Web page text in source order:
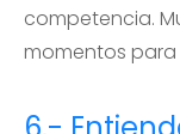
competencia.
momentos